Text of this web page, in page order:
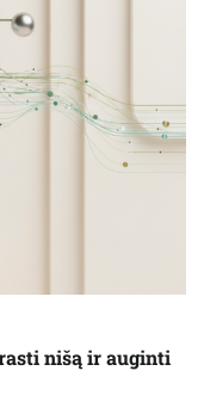
nišą ir auginti